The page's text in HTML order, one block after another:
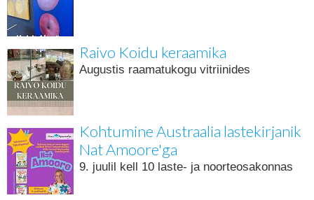
Raivo Koidu keraamika
Augustis raamatukogu vitriinides
Kohtumine Austraalia lastekirjanik
Nat Amoore'ga
9. juulil kell 10 laste- ja noorteosakonnas